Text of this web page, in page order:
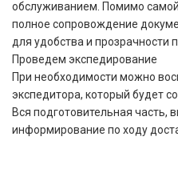
обслуживанием. Помимо
полное сопровождение
для удобства и прозрачности
Проведем экспедирование
При необходимости можно
экспедитора, который будет
Вся подготовительная часть,
информирование по ходу